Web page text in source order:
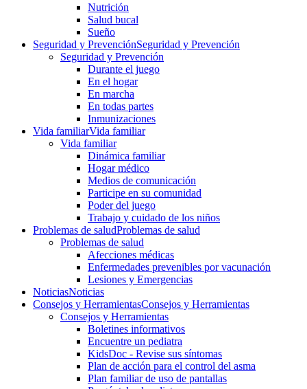
Nutrición
Salud bucal
Sueño
Seguridad y PrevenciónSeguridad y Prevención
Seguridad y Prevención
Durante el juego
En el hogar
En marcha
En todas partes
Inmunizaciones
Vida familiarVida familiar
Vida familiar
Dinámica familiar
Hogar médico
Medios de comunicación
Participe en su comunidad
Poder del juego
Trabajo y cuidado de los niños
Problemas de saludProblemas de salud
Problemas de salud
Afecciones médicas
Enfermedades prevenibles por vacunación
Lesiones y Emergencias
NoticiasNoticias
Consejos y HerramientasConsejos y Herramientas
Consejos y Herramientas
Boletines informativos
Encuentre un pediatra
KidsDoc - Revise sus síntomas
Plan de acción para el control del asma
Plan familiar de uso de pantallas